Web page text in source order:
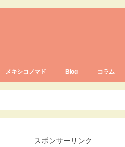
メキシコノマド
プエルトパジャルタ/レストラン
Blog コラム
スポンサーリンク